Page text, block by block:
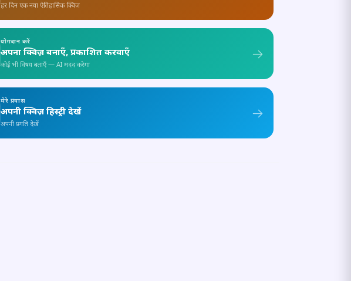
हर दिन एक नया ऐतिहासिक क्विज़
योगदान करें
अपना क्विज़ बनाएँ, प्रकाशित करवाएँ
कोई भी विषय बताएँ — AI मदद करेगा
मेरे प्रयास
अपनी क्विज़ हिस्ट्री देखें
अपनी प्रगति देखें